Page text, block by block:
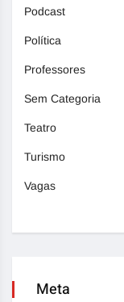
Podcast
Política
Professores
Sem Categoria
Teatro
Turismo
Vagas
Meta